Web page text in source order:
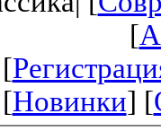
[
[
[Новинки] [